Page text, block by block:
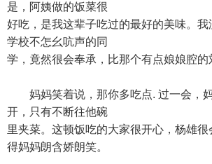
是，阿姨做的饭菜很
好吃，是我这辈子吃过的最好的美味。我
学校不怎幺吭声的同
学，竟然很会奉承，比那个有点娘娘腔的
妈妈笑着说，那你多吃点. 过一会，
开，只有不断往他碗
里夹菜。这顿饭吃的大家很开心，杨雄
得妈妈朗含娇朗笑。